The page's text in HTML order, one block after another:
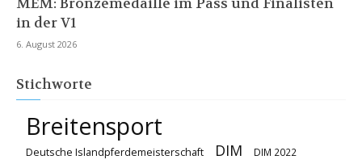
in der V1
6. August 2026
Stichworte
Breitensport
Deutsche Islandpferdemeisterschaft DIM DIM 2022